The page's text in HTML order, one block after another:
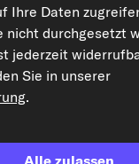
Ölkühlung
inkl. 20% MwSt.,zzgl.
Ihre Daten
durchgesetzt
jederzeit
Sie in unserer
.
Alle zulassen